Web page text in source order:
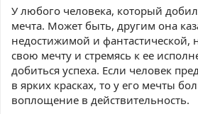
У любого человека, который
мечта. Может быть, другим она
недостижимой и фантастической,
свою мечту и стремясь к ее
добиться успеха. Если человек
в ярких красках, то у его мечты
воплощение в действительность.